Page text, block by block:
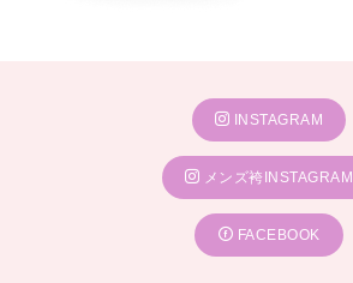
INSTAGRAM
メンズ袴INSTAGRAM
FACEBOOK